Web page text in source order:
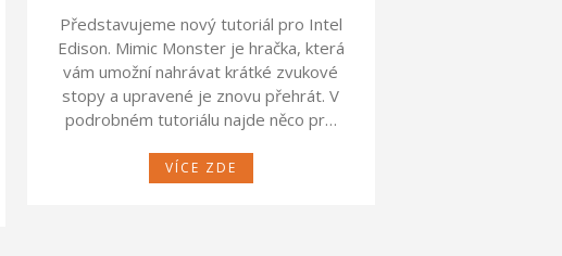
Představujeme nový tutoriál pro Intel
Edison. Mimic Monster je hračka, která
vám umožní nahrávat krátké zvukové
stopy a upravené je znovu přehrát. V
podrobném tutoriálu najde něco pr…
VÍCE ZDE